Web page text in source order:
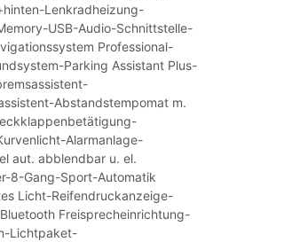
Lenkradheizung-
USB-Audio-Schnittstelle-
Professional-
Parking Assistant Plus-
Abstandstempomat m.
Alarmanlage-
aut. abblendbar u. el.
8-Gang-Sport-Automatik
Licht-Reifendruckanzeige-
Freisprecheinrichtung-
Lichtpaket-